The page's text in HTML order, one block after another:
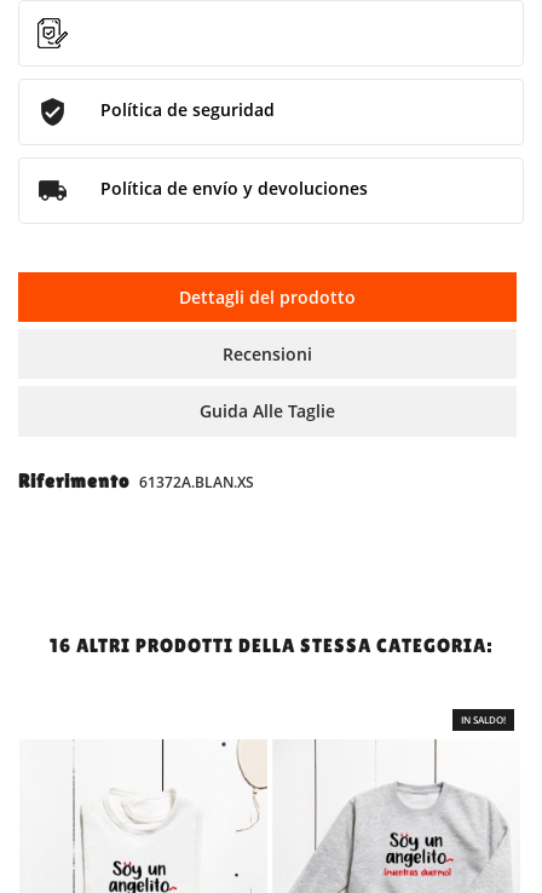
Política de seguridad
Política de envío y devoluciones
Dettagli del prodotto
Recensioni
Guida Alle Taglie
Riferimento 61372A.BLAN.XS
16 ALTRI PRODOTTI DELLA STESSA CATEGORIA:
IN SALDO!